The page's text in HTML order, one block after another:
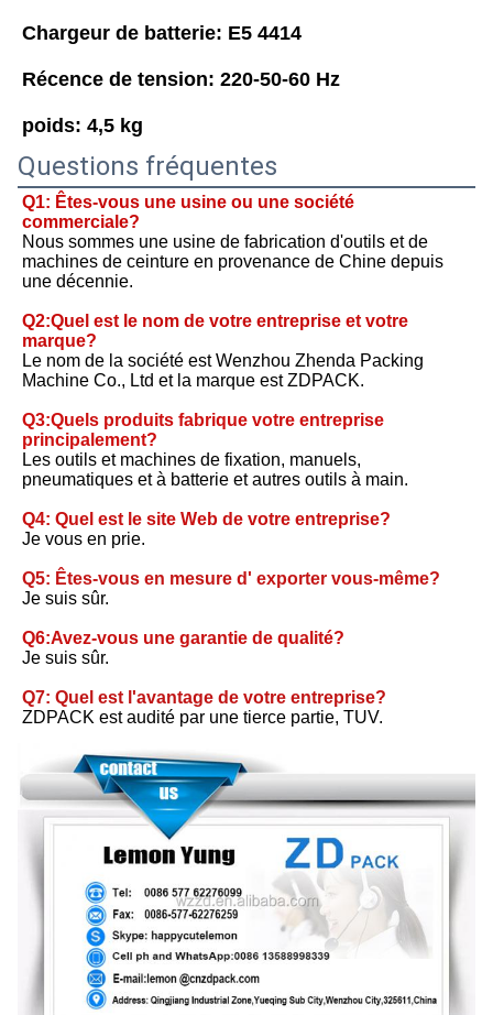
Chargeur de batterie: E5 4414
Récence de tension: 220-50-60 Hz
poids: 4,5 kg
Questions fréquentes
Q1: Êtes-vous une usine ou une société
commerciale?
Nous sommes une usine de fabrication d'outils et de
machines de ceinture en provenance de Chine depuis
une décennie.
Q2:Quel est le nom de votre entreprise et votre
marque?
Le nom de la société est Wenzhou Zhenda Packing
Machine Co., Ltd et la marque est ZDPACK.
Q3:Quels produits fabrique votre entreprise
principalement?
Les outils et machines de fixation, manuels,
pneumatiques et à batterie et autres outils à main.
Q4: Quel est le site Web de votre entreprise?
Je vous en prie.
Q5: Êtes-vous en mesure d' exporter vous-même?
Je suis sûr.
Q6:Avez-vous une garantie de qualité?
Je suis sûr.
Q7: Quel est l'avantage de votre entreprise?
ZDPACK est audité par une tierce partie, TUV.